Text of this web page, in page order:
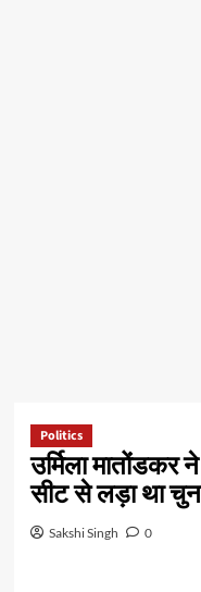
Politics
उर्मिला मातोंडकर
सीट से लड़ा था
Sakshi Singh 0